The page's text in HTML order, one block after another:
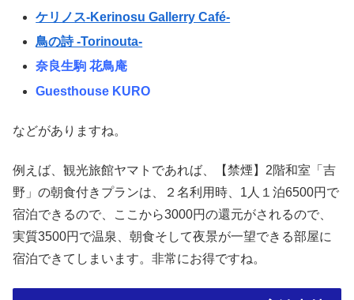
ケリノス-Kerinosu Gallerry Café-
鳥の詩 -Torinouta-
奈良生駒 花鳥庵
Guesthouse KURO
などがありますね。
例えば、観光旅館ヤマトであれば、【禁煙】2階和室「吉
野」の朝食付きプランは、２名利用時、1人１泊6500円で
宿泊できるので、ここから3000円の還元がされるので、
実質3500円で温泉、朝食そして夜景が一望できる部屋に
宿泊できてしまいます。非常にお得ですね。